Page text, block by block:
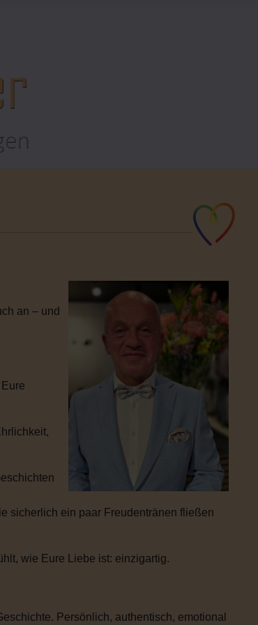
an – und
sicherlich ein paar Freudentränen fließen
wie Eure Liebe ist: einzigartig.
Persönlich, authentisch, emotional